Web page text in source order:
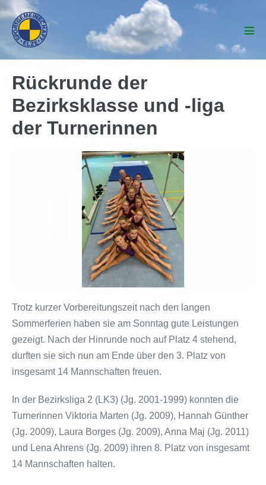
Zum
Inhalt
springen
Rückrunde der
Bezirksklasse und -liga
der Turnerinnen
Trotz kurzer Vorbereitungszeit nach den langen
Sommerferien haben sie am Sonntag gute Leistungen
gezeigt. Nach der Hinrunde noch auf Platz 4 stehend,
durften sie sich nun am Ende über den 3. Platz von
insgesamt 14 Mannschaften freuen.
In der Bezirksliga 2 (LK3) (Jg. 2001-1999) konnten die
Turnerinnen Viktoria Marten (Jg. 2009), Hannah Günther
(Jg. 2009), Laura Borges (Jg. 2009), Anna Maj (Jg. 2011)
und Lena Ahrens (Jg. 2009) ihren 8. Platz von insgesamt
14 Mannschaften halten.